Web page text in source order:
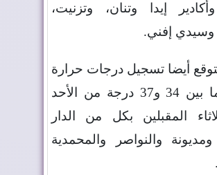
إيدا وتنان، وتزنيت،
وسيدي إفني.
أيضا تسجيل درجات حرارة
تتراوح ما بين 34 و37 درجة من الأحد
المقبلين بكل من الدار
ومديونة والنواصر والمحمدية
.